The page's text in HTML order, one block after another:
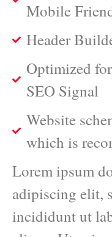
Mobile
Header
Optimized
SEO Signal
Website
which is
Lorem ipsum
adipiscing elit,
incididunt ut